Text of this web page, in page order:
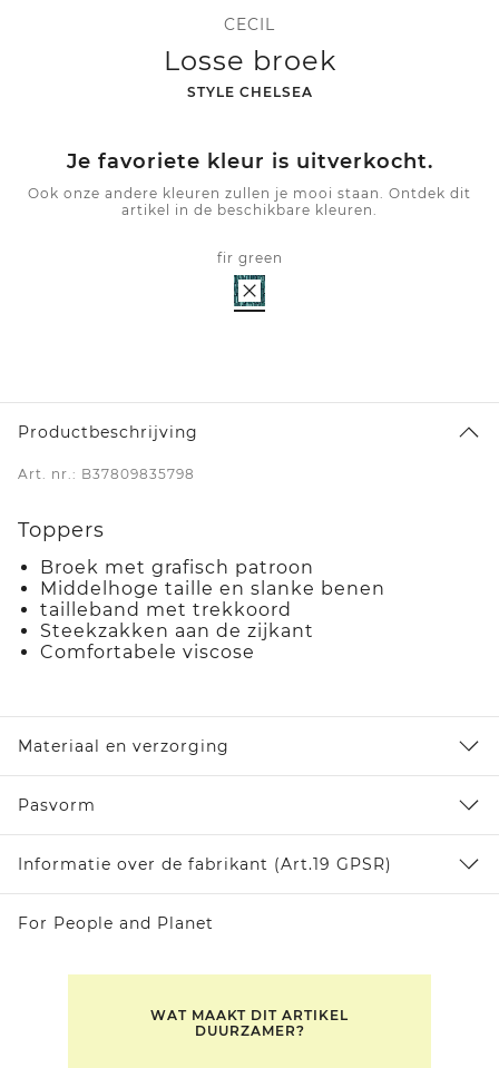
CECIL
Losse broek
-
STYLE CHELSEA
Je favoriete kleur is uitverkocht.
Ook onze andere kleuren zullen je mooi staan. Ontdek dit
artikel in de beschikbare kleuren.
fir green
Productbeschrijving
Art. nr.: B37809835798
Toppers
Broek met grafisch patroon
Middelhoge taille en slanke benen
tailleband met trekkoord
Steekzakken aan de zijkant
Comfortabele viscose
Materiaal en verzorging
Pasvorm
Informatie over de fabrikant (Art.19 GPSR)
For People and Planet
WAT MAAKT DIT ARTIKEL
DUURZAMER?